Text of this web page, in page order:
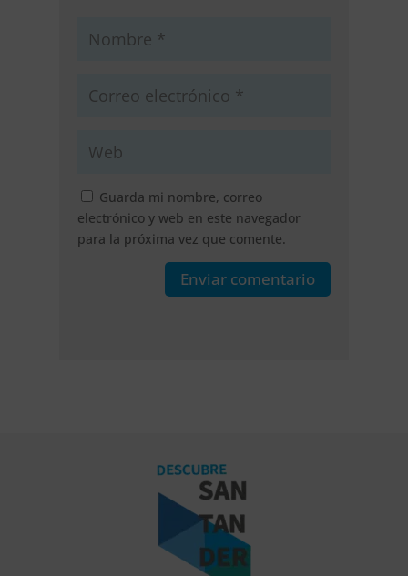
Guarda mi nombre, correo
electrónico y web en este navegador
para la próxima vez que comente.
Enviar comentario